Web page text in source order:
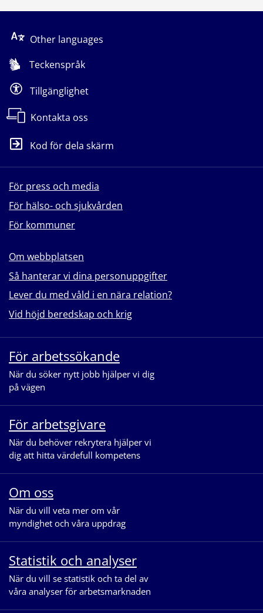
Other languages
Teckenspråk
Tillgänglighet
Kontakta oss
Kod för dela skärm
För press och media
För hälso- och sjukvården
För kommuner
Om webbplatsen
Så hanterar vi dina personuppgifter
Lever du med våld i en nära relation?
Vid höjd beredskap och krig
För arbetssökande
När du söker nytt jobb hjälper vi dig
på vägen
För arbetsgivare
När du behöver rekrytera hjälper vi
dig att hitta värdefull kompetens
Om oss
När du vill veta mer om vår
myndighet och våra uppdrag
Statistik och analyser
När du vill se statistik och ta del av
våra analyser för arbetsmarknaden